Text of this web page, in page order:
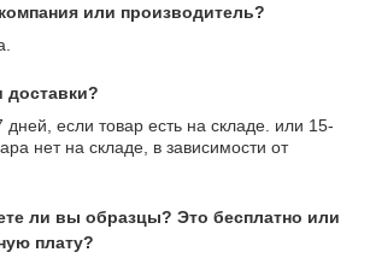
или производитель?
доставки?
если товар есть на складе. или 15-
нет на складе, в зависимости от
ли вы образцы? Это бесплатно или
плату?